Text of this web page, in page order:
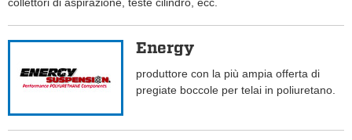
Energy
produttore con la più ampia offerta di
pregiate boccole per telai in poliuretano.